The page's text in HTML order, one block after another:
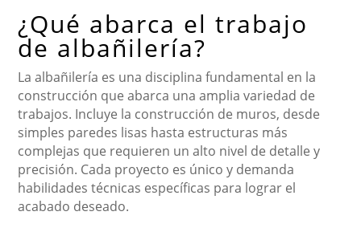
¿Qué abarca el trabajo
de albañilería?
La albañilería es una disciplina fundamental en la
construcción que abarca una amplia variedad de
trabajos. Incluye la construcción de muros, desde
simples paredes lisas hasta estructuras más
complejas que requieren un alto nivel de detalle y
precisión. Cada proyecto es único y demanda
habilidades técnicas específicas para lograr el
acabado deseado.